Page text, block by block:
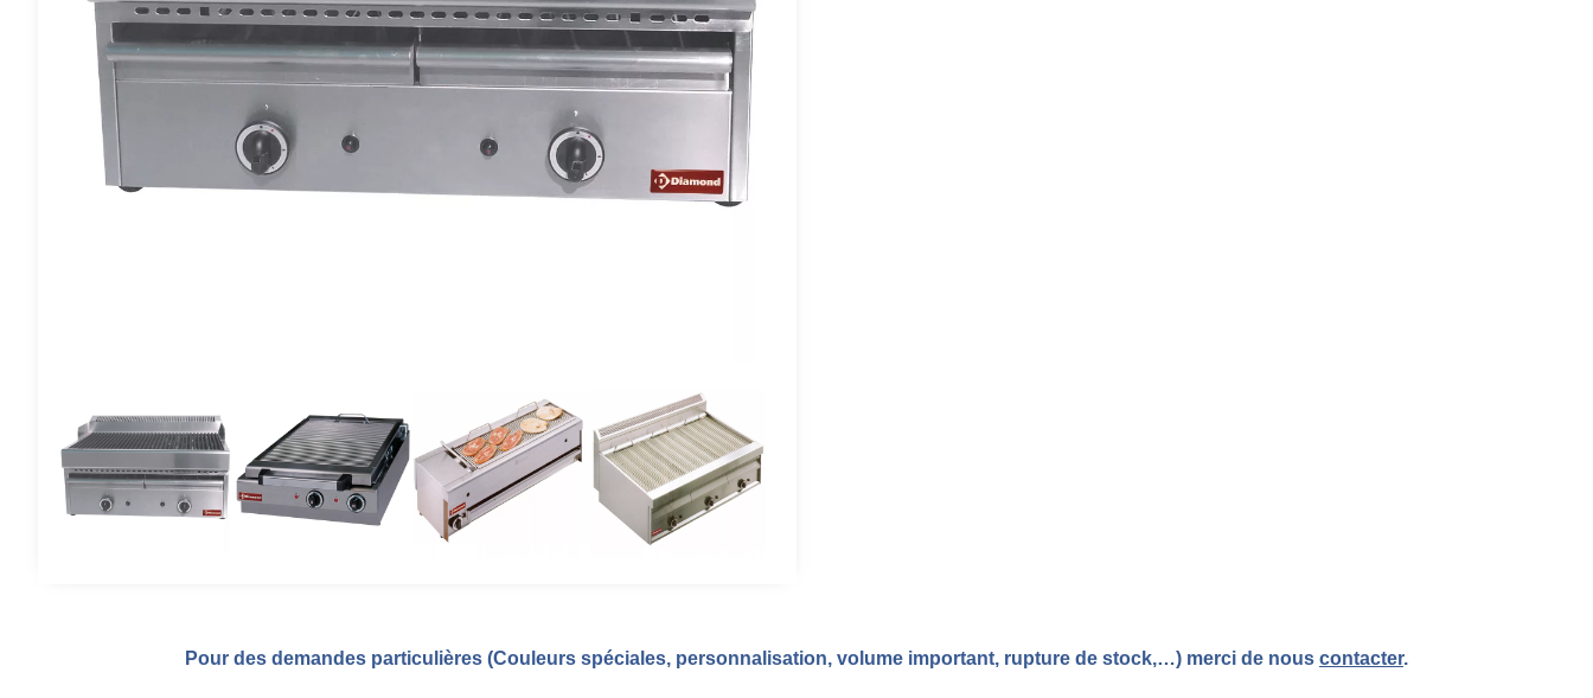
Pour des demandes particulières (Couleurs spéciales, personnalisation, volume important, rupture de stock,…) merci de nous contacter.